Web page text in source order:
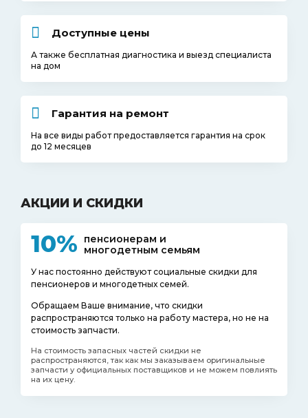
Доступные цены
А также бесплатная диагностика и выезд специалиста
на дом
Гарантия на ремонт
На все виды работ предоставляется гарантия на срок
до 12 месяцев
АКЦИИ И СКИДКИ
10%
пенсионерам и
многодетным семьям
У нас постоянно действуют социальные скидки для
пенсионеров и многодетных семей.
Обращаем Ваше внимание, что скидки
распространяются только на работу мастера, но не на
стоимость запчасти.
На стоимость запасных частей скидки не
распространяются, так как мы заказываем оригинальные
запчасти у официальных поставщиков и не можем повлиять
на их цену.